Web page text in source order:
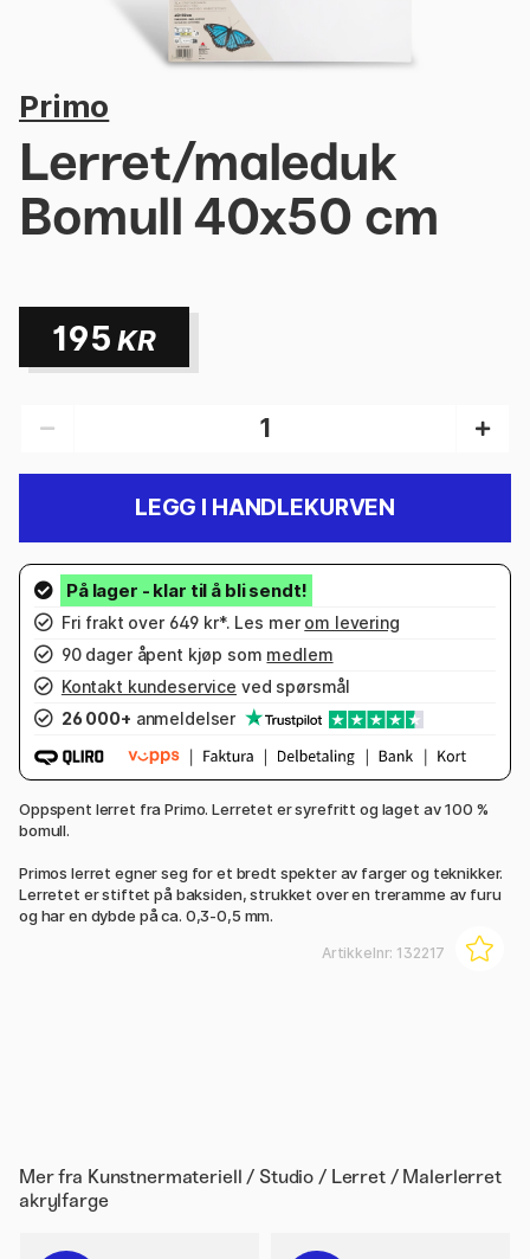
Primo
Lerret/maleduk
Bomull 40x50 cm
195 KR
LEGG I HANDLEKURVEN
Fri frakt over 649 kr*. Les mer om levering
90 dager åpent kjøp som medlem
Kontakt kundeservice ved spørsmål
26 000+ anmeldelser
Oppspent lerret fra Primo. Lerretet er syrefritt og laget av 100 %
bomull.
Primos lerret egner seg for et bredt spekter av farger og teknikker.
Lerretet er stiftet på baksiden, strukket over en treramme av furu
og har en dybde på ca. 0,3-0,5 mm.
Artikkelnr: 132217
Mer fra Kunstnermateriell / Studio / Lerret / Malerlerret
akrylfarge